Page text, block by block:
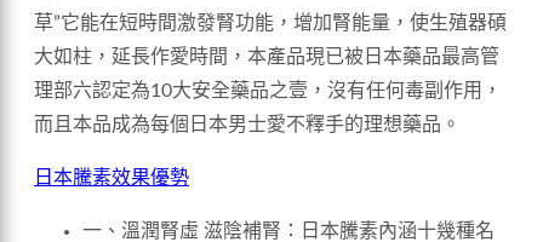
草”它能在短時間激發腎功能，增加腎能量，使生殖器碩
大如柱，延長作愛時間，本產品現已被日本藥品最高管
理部六認定為10大安全藥品之壹，沒有任何毒副作用，
而且本品成為每個日本男士愛不釋手的理想藥品。
日本騰素效果優勢
一、溫潤腎虛 滋陰補腎：日本騰素內涵十幾種名